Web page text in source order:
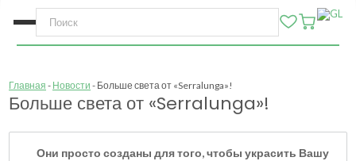
Главная Новости Больше света от «Serralunga»!
Больше света от «Serralunga»!
Они просто созданы для того, чтобы украсить Вашу